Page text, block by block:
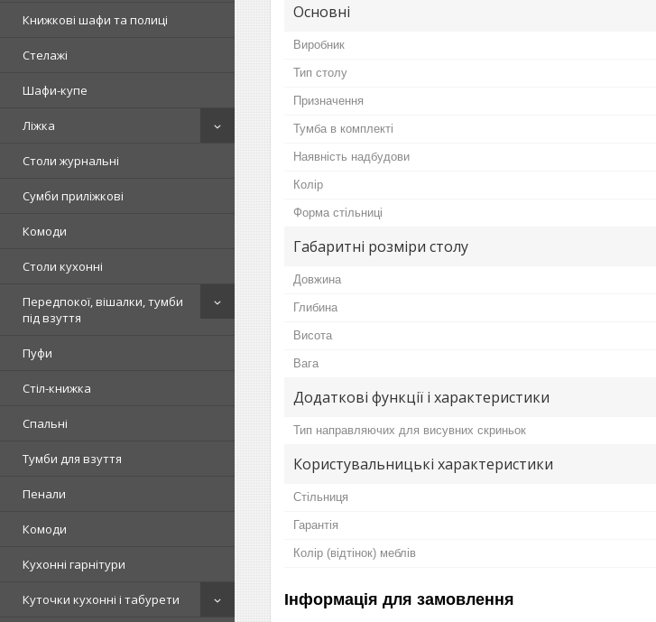
Книжкові шафи та полиці
Стелажі
Шафи-купе
Ліжка
Столи журнальні
Сумби приліжкові
Комоди
Столи кухонні
Передпокої, вішалки, тумби
під взуття
Пуфи
Стіл-книжка
Спальні
Тумби для взуття
Пенали
Комоди
Кухонні гарнітури
Куточки кухонні і табурети
Основні
Виробник
Тип столу
Призначення
Тумба в комплекті
Наявність надбудови
Колір
Форма стільниці
Габаритні розміри столу
Довжина
Глибина
Висота
Вага
Додаткові функції і характеристики
Тип направляючих для висувних скриньок
Користувальницькі характеристики
Стільниця
Гарантія
Колір (відтінок) меблів
Інформація для замовлення